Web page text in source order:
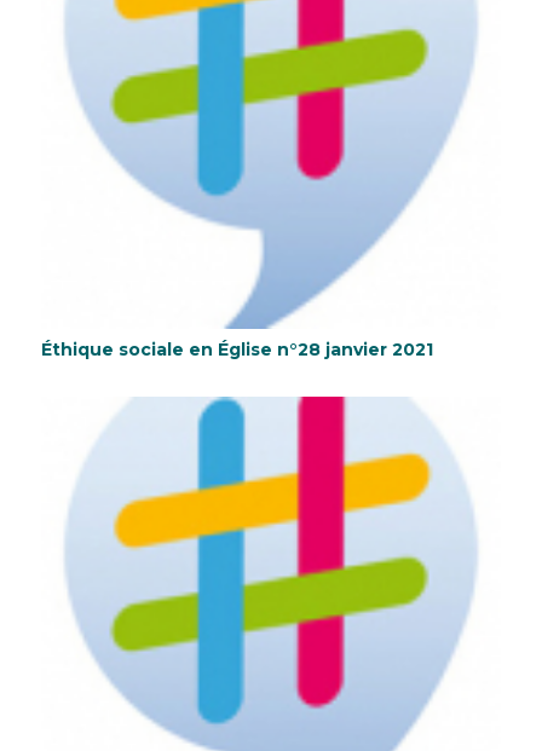
Éthique sociale en Église n°28 janvier 2021